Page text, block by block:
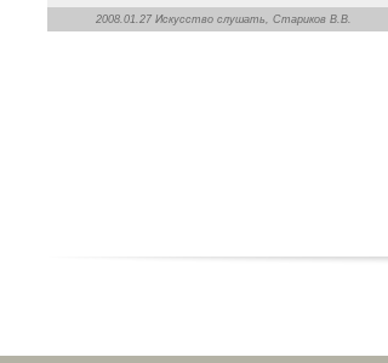
2008.01.27 Искусство слушать, Стариков В.В.